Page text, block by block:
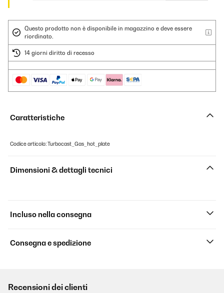
Questo prodotto non è disponibile in magazzino e deve essere
riordinato.
14 giorni diritto di recesso
Caratteristiche
Codice articolo: Turbocast_Gas_hot_plate
Dimensioni & dettagli tecnici
Incluso nella consegna
Consegna e spedizione
Recensioni dei clienti